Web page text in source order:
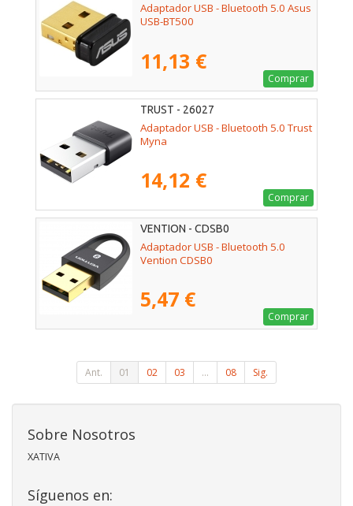
Adaptador USB - Bluetooth 5.0 Asus
USB-BT500
11,13 €
Comprar
TRUST - 26027
Adaptador USB - Bluetooth 5.0 Trust
Myna
14,12 €
Comprar
VENTION - CDSB0
Adaptador USB - Bluetooth 5.0
Vention CDSB0
5,47 €
Comprar
Ant. 01 02 03 ... 08 Sig.
Sobre Nosotros
XATIVA
Síguenos en: